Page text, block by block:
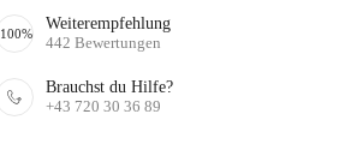
100%
Weiterempfehlung
442 Bewertungen
Brauchst du Hilfe?
+43 720 30 36 89